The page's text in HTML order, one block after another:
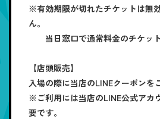
※有効期限が切れたチケットは無
ん。
当日窓口で通常料金のチケット
【店頭販売】
入場の際に当店のLINEクーポンを
※ご利用には当店のLINE公式アカ
要です。